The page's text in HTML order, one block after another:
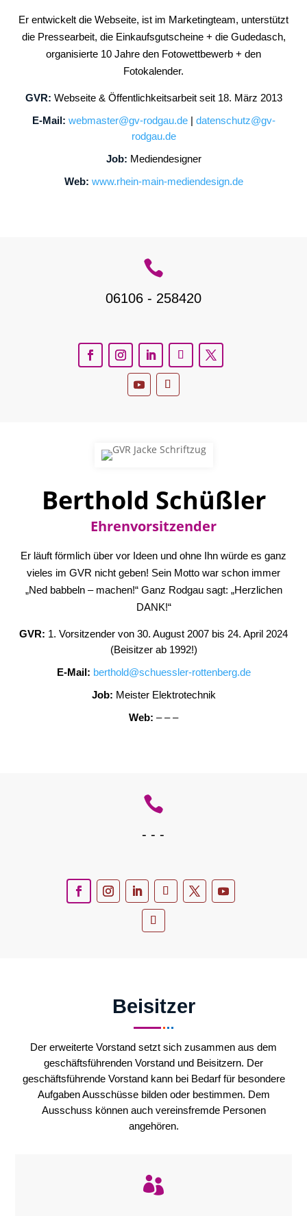
Er entwickelt die Webseite, ist im Marketingteam, unterstützt
die Pressearbeit, die Ein­kaufs­gut­scheine + die Gudedasch,
organisierte 10 Jahre den Fotowettbewerb + den
Fotokalender.
GVR: Webseite & Öffentlichkeitsarbeit seit 18. März 2013
E-Mail: webmaster@gv-rodgau.de| datenschutz@gv-
rodgau.de
Job: Mediendesigner
Web: www.rhein-main-mediendesign.de

06106 - 258420
Berthold Schüßler
Ehrenvorsitzender
Er läuft förmlich über vor Ideen und ohne Ihn würde es ganz
vieles im GVR nicht geben! Sein Motto war schon immer
„Ned babbeln – machen!“ Ganz Rodgau sagt: „Herzlichen
DANK!“
GVR: 1. Vorsitzender von 30. August 2007 bis 24. April 2024
(Beisitzer ab 1992!)
E-Mail: berthold@schuessler-rottenberg.de
Job: Meister Elektrotechnik
Web: – – –

- - -
Beisitzer
Der erweiterte Vorstand setzt sich zusammen aus dem
geschäftsführenden Vorstand und Beisitzern. Der
geschäftsführende Vorstand kann bei Bedarf für besondere
Aufgaben Ausschüsse bilden oder bestimmen. Dem
Ausschuss können auch vereinsfremde Personen
angehören.
